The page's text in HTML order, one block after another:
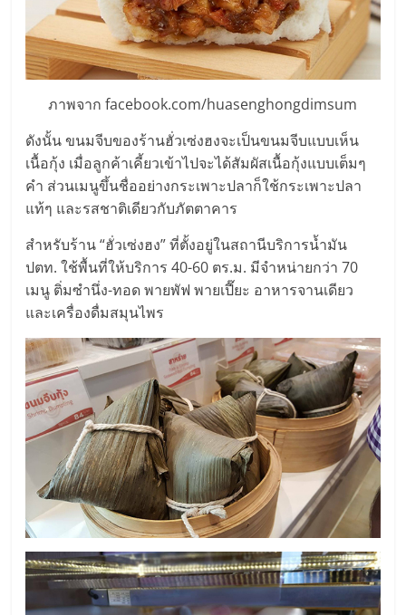
ไชส์,
ศูนย์
รวม
แฟ
รน
ไชส์
พร้อม
ทำเล
สำหรับ
เปิด
ร้าน
ปรึกษา
ภาพจาก facebook.com/huasenghongdimsum
ดังนั้น ขนมจีบของร้านฮั่วเซ่งฮงจะเป็นขนมจีบแบบเห็น
เนื้อกุ้ง เมื่อลูกค้าเคี้ยวเข้าไปจะได้สัมผัสเนื้อกุ้งแบบเต็มๆ
คำ ส่วนเมนูขึ้นชื่ออย่างกระเพาะปลาก็ใช้กระเพาะปลา
แท้ๆ และรสชาติเดียวกับภัตตาคาร
สำหรับร้าน “ฮั่วเซ่งฮง” ที่ตั้งอยู่ในสถานีบริการน้ำมัน
ปตท. ใช้พื้นที่ให้บริการ 40-60 ตร.ม. มีจำหน่ายกว่า 70
เมนู ติ่มซำนึ่ง-ทอด พายพัฟ พายเปี๊ยะ อาหารจานเดียว
และเครื่องดื่มสมุนไพร